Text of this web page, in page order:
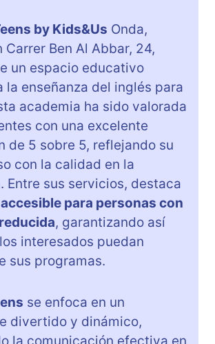
by Kids&Us Onda,
Carrer Ben Al Abbar, 24,
un espacio educativo
la enseñanza del inglés para
academia ha sido valorada
con una excelente
de 5 sobre 5, reflejando su
con la calidad en la
Entre sus servicios, destaca
para personas con
, garantizando así
interesados puedan
sus programas.
se enfoca en un
divertido y dinámico,